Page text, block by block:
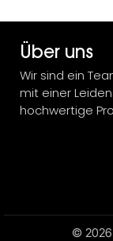
Über uns
Wir sind ein
mit einer
hochwertige
© 2026